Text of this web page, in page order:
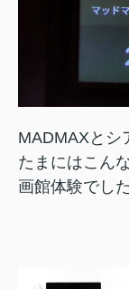
MADMAXとシ
たまにはこん
画館体験でした